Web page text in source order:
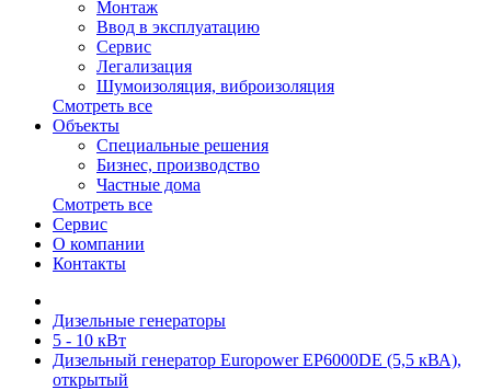
Монтаж
Ввод в эксплуатацию
Сервис
Легализация
Шумоизоляция, виброизоляция
Смотреть все
Объекты
Специальные решения
Бизнес, производство
Частные дома
Смотреть все
Сервис
О компании
Контакты
Дизельные генераторы
5 - 10 кВт
Дизельный генератор Europower EP6000DE (5,5 кВА),
открытый